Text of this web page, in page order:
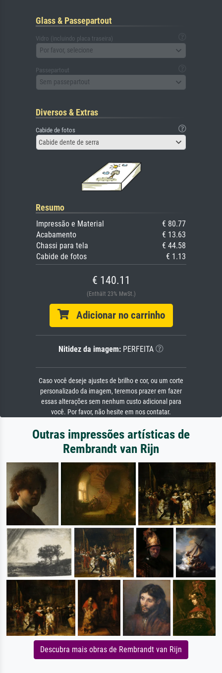
Glass & Passepartout
Vidro (incluindo placa traseira)
Por favor, selecione
Passepartout
Sem passepartout
Diversos & Extras
Cabide de fotos
Cabide dente de serra
Resumo
Impressão e Material
€ 80.77
Acabamento
€ 13.63
Chassi para tela
€ 44.58
Cabide de fotos
€ 1.13
€ 140.11
(Enthält 23% MwSt.)
Adicionar no carrinho
Nitidez da imagem: PERFEITA
Caso você deseje ajustes de brilho e cor, ou um corte
personalizado da imagem, teremos prazer em fazer
essas alterações sem nenhum custo adicional para
você. Por favor, não hesite em nos contatar.
Outras impressões artísticas de
Rembrandt van Rijn
Descubra mais obras de Rembrandt van Rijn